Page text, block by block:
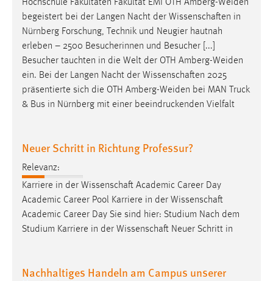
Hochschule Fakultäten Fakultät EMI OTH Amberg-Weiden
begeistert bei der Langen Nacht der Wissenschaften in
Nürnberg Forschung, Technik und Neugier hautnah
erleben – 2500 Besucherinnen und Besucher [...]
Besucher tauchten in die Welt der OTH Amberg-Weiden
ein. Bei der Langen Nacht der Wissenschaften 2025
präsentierte sich die OTH Amberg-Weiden bei MAN Truck
& Bus in Nürnberg mit einer beeindruckenden Vielfalt
Neuer Schritt in Richtung Professur?
Relevanz:
Karriere in der Wissenschaft Academic Career Day
Academic Career Pool Karriere in der Wissenschaft
Academic Career Day Sie sind hier: Studium Nach dem
Studium Karriere in der Wissenschaft Neuer Schritt in
Nachhaltiges Handeln am Campus unserer